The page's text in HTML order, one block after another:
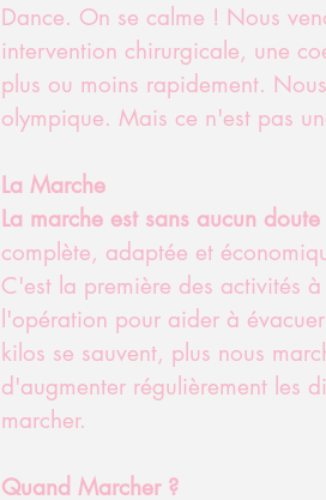
Dance. On se calme ! Nous
intervention chirurgicale, une
plus ou moins rapidement.
olympique. Mais ce n'est pas
La Marche
La marche est sans aucun
complète, adaptée et
C'est la première des activités
l'opération pour aider à
kilos se sauvent, plus nous
d'augmenter régulièrement les
marcher.
Quand Marcher ?